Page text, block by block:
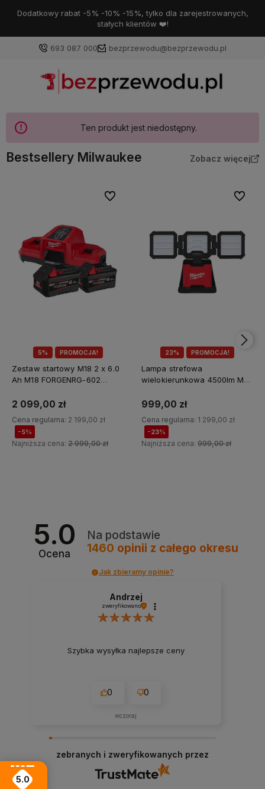
Dodatkowy rabat -5% -10% -15%, tylko dla zarejestrowanych,
stałych klientów ❤️!
693 087 000 bezprzewodu@bezprzewodu.pl
Ten produkt jest niedostępny.
Bestsellery Milwaukee Zobacz więcej
5% PROMOCJA!
Zestaw startowy M18 2 x 6.0
Ah M18 FORGENRG-602
2 099,00 zł
Cena regularna: 2 199,00 zł
-5%
Najniższa cena: 2 999,00 zł
Do ulubionych
23% PROMOCJA!
Lampa strefowa
wielokierunkowa 4500lm M18
999,00 zł
Cena regularna: 1 299,00 zł
-23%
Najniższa cena: 999,00 zł
Do
5.0
Ocena
Na podstawie
1460 opinii z całego okresu
Jak zbieramy opinie?
Andrzej
zweryfikowano
Szybka wysyłka najlepsze ceny
0 0
wczoraj
zebranych i zweryfikowanych przez
5.0